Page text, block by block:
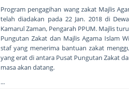
Program pengagihan wang zakat Majlis
telah diadakan pada 22 Jan. 2018 di
Kamarul Zaman, Pengarah PPUM. Majlis
Pungutan Zakat dan Majlis Agama Islam
staf yang menerima bantuan zakat
yang erat di antara Pusat Pungutan Zakat
masa akan datang.
...